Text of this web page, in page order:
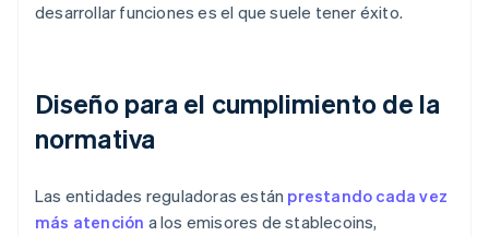
desarrollar funciones es el que suele tener éxito.
Diseño para el cumplimiento de la
normativa
Las entidades reguladoras están prestando cada vez
más atención a los emisores de stablecoins,